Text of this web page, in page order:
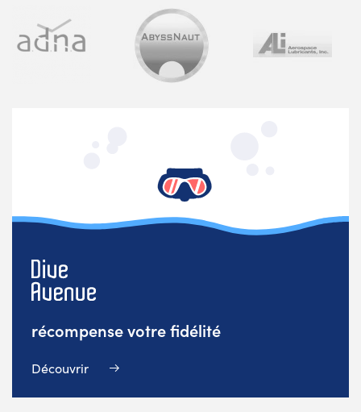
récompense votre fidélité
Découvrir